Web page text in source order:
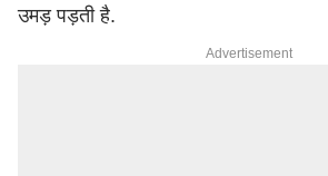
उमड़ पड़ती है.
Advertisement